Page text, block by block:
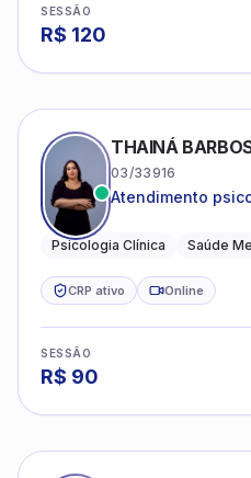
SESSÃO
R$ 120
THAINÁ
03/33916
Atendimento
emocional
Psicologia Clínica Saúde
CRP ativo Online
SESSÃO
R$ 90